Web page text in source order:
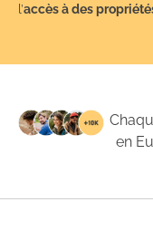
l’accès à des
en